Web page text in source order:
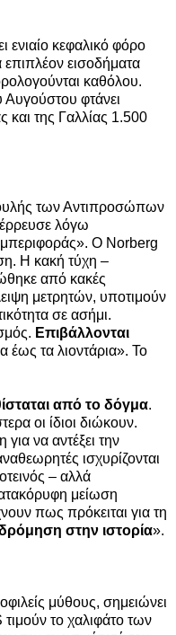
ενιαίο κεφαλικό φόρο
εισοδήματα
καθόλου.
φτάνει
και της Γαλλίας 1.500
των Αντιπροσώπων
λόγω
Ο Norberg
Η κακή τύχη –
από κακές
μετρητών, υποτιμούν
σε ασήμι.
Επιβάλλονται
έως τα λιοντάρια». Το
από το δόγμα.
οι ίδιοι διώκουν.
να αντέξει την
ισχυρίζονται
– αλλά
μείωση
πως πρόκειται για τη
στην ιστορία».
μύθους, σημειώνει
το χαλιφάτο των